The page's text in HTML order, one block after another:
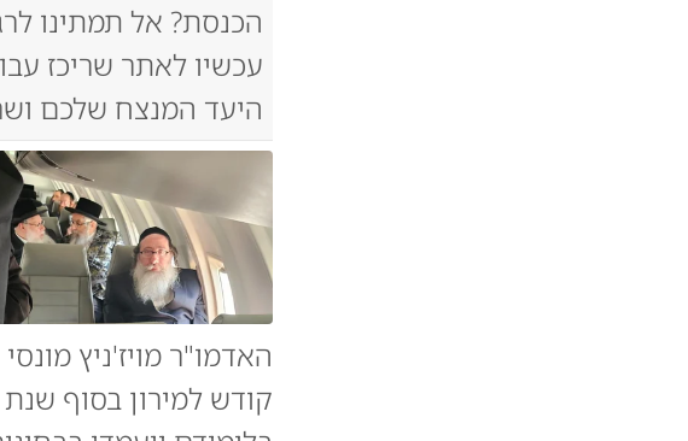
הכנסת? אל תמתינו
עכשיו לאתר שריכז
היעד המנצח שלכם
האדמו"ר מויז'ניץ
קודש למירון בסוף